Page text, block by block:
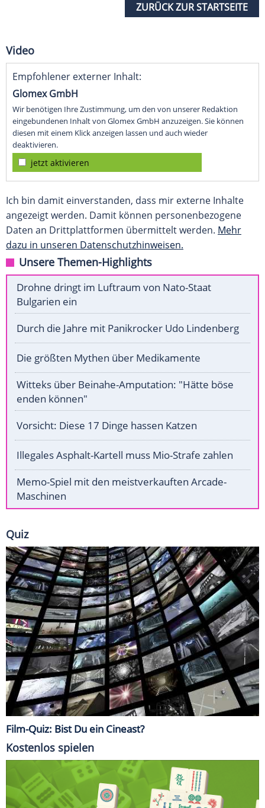
ZURÜCK ZUR STARTSEITE
Video
Empfohlener externer Inhalt:
Glomex GmbH
Wir benötigen Ihre Zustimmung, um den von unserer Redaktion
eingebundenen Inhalt von Glomex GmbH anzuzeigen. Sie können
diesen mit einem Klick anzeigen lassen und auch wieder
deaktivieren.
jetzt aktivieren
Ich bin damit einverstanden, dass mir externe Inhalte
angezeigt werden. Damit können personenbezogene
Daten an Drittplattformen übermittelt werden. Mehr
dazu in unseren Datenschutzhinweisen.
Unsere Themen-Highlights
Drohne dringt im Luftraum von Nato-Staat
Bulgarien ein
Durch die Jahre mit Panikrocker Udo Lindenberg
Die größten Mythen über Medikamente
Witteks über Beinahe-Amputation: "Hätte böse
enden können"
Vorsicht: Diese 17 Dinge hassen Katzen
Illegales Asphalt-Kartell muss Mio-Strafe zahlen
Memo-Spiel mit den meistverkauften Arcade-
Maschinen
Quiz
Film-Quiz: Bist Du ein Cineast?
Kostenlos spielen